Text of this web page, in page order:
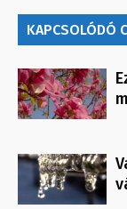
KAPCSOLÓDÓ